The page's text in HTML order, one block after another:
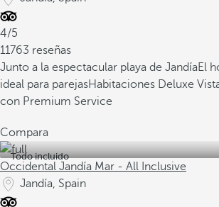
4/5
11763 reseñas
Junto a la espectacular playa de JandíaEl
ideal para parejasHabitaciones Deluxe
con Premium Service
Compara
Todo incluido
Occidental Jandía Mar - All Inclusive
Jandía, Spain